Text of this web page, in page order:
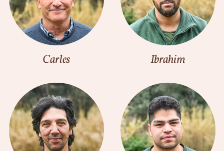
Carles Ibrahim